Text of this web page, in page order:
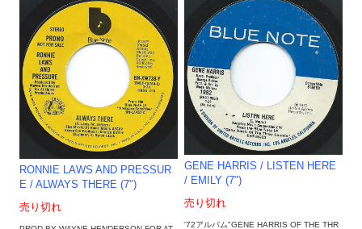
RONNIE LAWS AND PRESSUR
E / ALWAYS THERE (7")
売り切れ
GENE HARRIS / LISTEN HERE
/ EMILY (7")
売り切れ
'72アルバム"GENE HARRIS OF THE THR